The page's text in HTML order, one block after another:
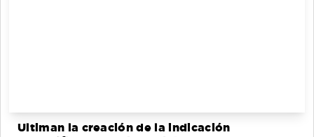
Ultiman la creación de la indicación